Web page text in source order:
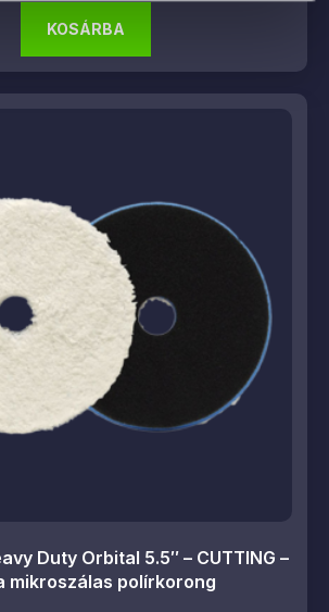
KOSÁRBA
Duty Orbital 5.5″ – CUTTING –
mikroszálas polírkorong